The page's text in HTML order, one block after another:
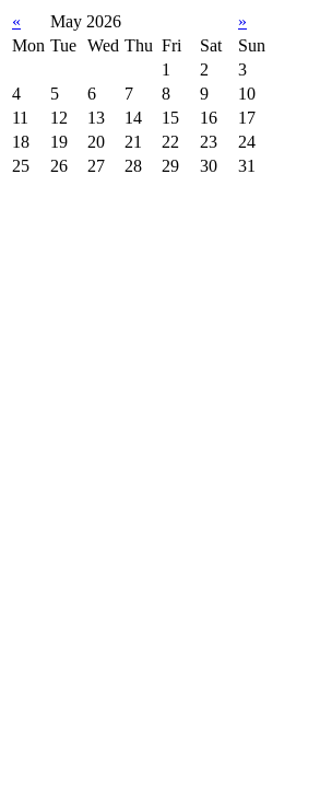
« May 2026
»
Mon Tue Wed Thu Fri Sat
Sun
1
2
3
4
5 6 7 8 9
10
11
12 13 14 15 16
17
18
19 20 21 22 23
24
25
26 27 28 29 30 31